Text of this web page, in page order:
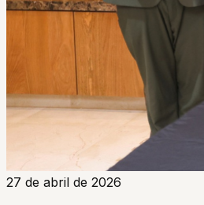
27 de abril de 2026